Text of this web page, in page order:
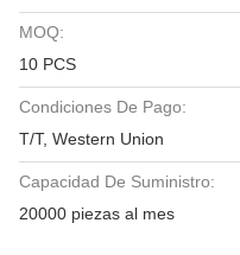
MOQ:
10 PCS
Condiciones De Pago:
T/T, Western Union
Capacidad De Suministro:
20000 piezas al mes